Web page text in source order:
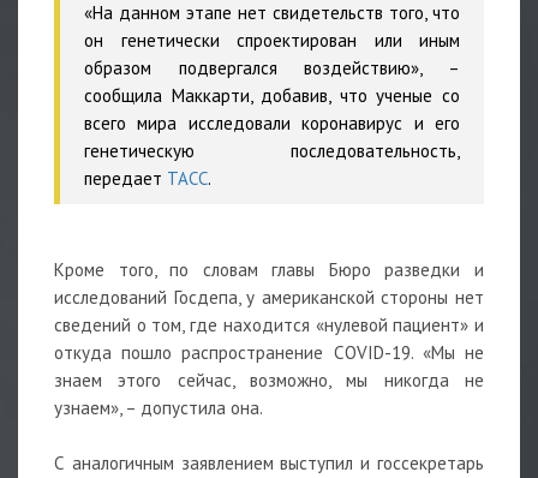
«На данном этапе нет свидетельств того, что
он генетически спроектирован или иным
образом подвергался воздействию», –
сообщила Маккарти, добавив, что ученые со
всего мира исследовали коронавирус и его
генетическую последовательность,
передает ТАСС.
Кроме того, по словам главы Бюро разведки и
исследований Госдепа, у американской стороны нет
сведений о том, где находится «нулевой пациент» и
откуда пошло распространение COVID-19. «Мы не
знаем этого сейчас, возможно, мы никогда не
узнаем», – допустила она.
С аналогичным заявлением выступил и госсекретарь